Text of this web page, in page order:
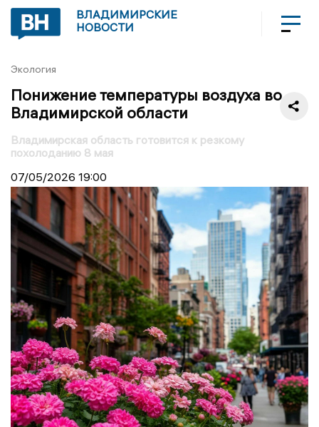
ВЛАДИМИРСКИЕ
НОВОСТИ
Экология
Понижение температуры воздуха во
Владимирской области
Владимирская область готовится к резкому
похолоданию 8 мая
07/05/2026 19:00